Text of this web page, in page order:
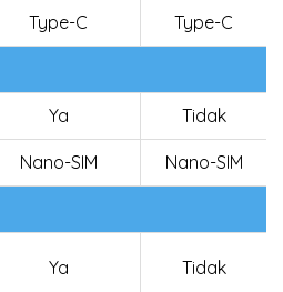
Type-C Type-C
Ya Tidak
Nano-SIM Nano-SIM
Ya Tidak